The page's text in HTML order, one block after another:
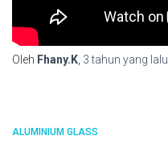
Oleh Fhany.K, 3 tahun yang lalu
ALUMINIUM GLASS